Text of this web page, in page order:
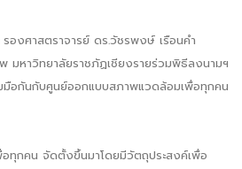
รองศาสตราจารย์ ดร.วัชรพงษ์ เรือนคำ
หาวิทยาลัยราชภัฏเชียงรายร่วมพิธีลงนามฯ
มือกันกับศูนย์ออกแบบสภาพแวดล้อมเพื่อทุกคน
ทุกคน จัดตั้งขึ้นมาโดยมีวัตถุประสงค์เพื่อ